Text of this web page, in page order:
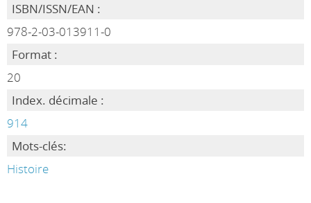
ISBN/ISSN/EAN :
978-2-03-013911-0
Format :
20
Index. décimale :
914
Mots-clés:
Histoire